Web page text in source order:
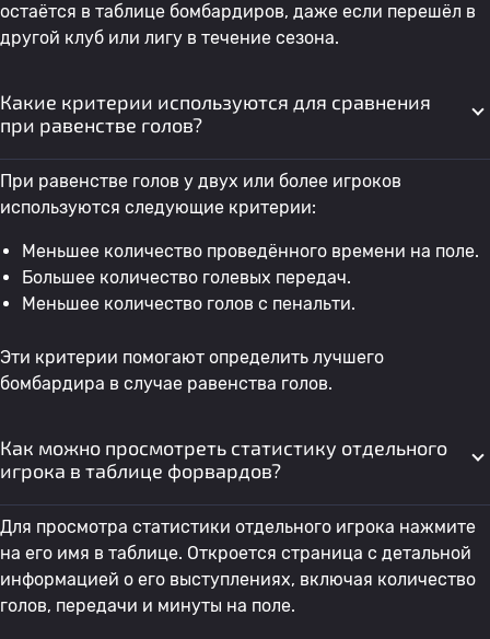
41 Murad Mohammad
42 Джалал Хассан Аль-Завраа 0
43 Али Кадхим Хади Захо
44 Hassan Ahmad Аль Шорта 0
46 Хусейн Хасан Аль-Завраа
47 Jadaan Khalaf Ali Аль-Завраа
48 Hassan Jaafar Аль-Завраа 0
Акам Хашим
остаётся в таблице бомбардиров, даже если перешёл в
другой клуб или лигу в течение сезона.
Какие критерии используются для сравнения
при равенстве голов?
При равенстве голов у двух или более игроков
используются следующие критерии:
Меньшее количество проведённого времени на поле.
Большее количество голевых передач.
Меньшее количество голов с пенальти.
Эти критерии помогают определить лучшего
бомбардира в случае равенства голов.
Как можно просмотреть статистику отдельного
игрока в таблице форвардов?
Для просмотра статистики отдельного игрока нажмите
на его имя в таблице. Откроется страница с детальной
информацией о его выступлениях, включая количество
голов, передачи и минуты на поле.